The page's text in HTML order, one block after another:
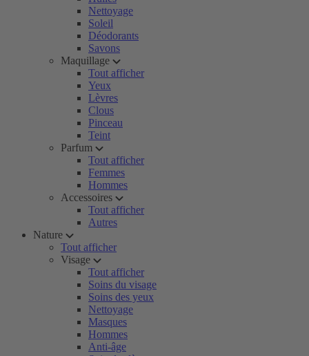
Nettoyage
Soleil
Déodorants
Savons
Maquillage
Tout afficher
Yeux
Lèvres
Clous
Pinceau
Teint
Parfum
Tout afficher
Femmes
Hommes
Accessoires
Tout afficher
Autres
Nature
Tout afficher
Visage
Tout afficher
Soins du visage
Soins des yeux
Nettoyage
Masques
Hommes
Anti-âge